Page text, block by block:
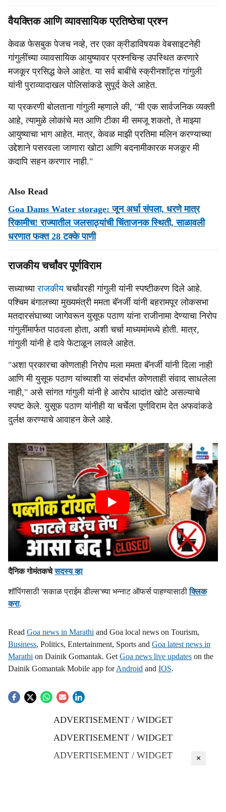
वैयक्तिक आणि व्यावसायिक प्रतिष्ठेचा प्रश्न
केवळ फेसबुक पेजच नव्हे, तर एका क्रीडाविषयक वेबसाइटनेही
गांगुलींच्या व्यावसायिक आयुष्यावर प्रश्नचिन्ह उपस्थित करणारे
मजकूर प्रसिद्ध केले आहेत. या सर्व बाबींचे स्क्रीनशॉट्स गांगुली
यांनी पुराव्यादाखल पोलिसांकडे सुपूर्द केले आहेत.
या प्रकरणी बोलताना गांगुली म्हणाले की, "मी एक सार्वजनिक व्यक्ती
आहे, त्यामुळे लोकांचे मत आणि टीका मी समजू शकतो, ते माझ्या
आयुष्याचा भाग आहेत. मात्र, केवळ माझी प्रतिमा मलिन करण्याच्या
उद्देशाने पसरवला जाणारा खोटा आणि बदनामीकारक मजकूर मी
कदापि सहन करणार नाही."
Also Read
Goa Dams Water storage: जून अर्धा संपला, धरणे मात्र
रिकामीच! राज्यातील जलसाठ्यांची चिंताजनक स्थिती, साळावली
धरणात फक्त 28 टक्के पाणी
राजकीय चर्चांवर पूर्णविराम
सध्याच्याराजकीयचर्चांवरही गांगुली यांनी स्पष्टीकरण दिले आहे.
पश्चिम बंगालच्या मुख्यमंत्री ममता बॅनर्जी यांनी बहरामपूर लोकसभा
मतदारसंघाच्या जागेवरून युसूफ पठाण यांना राजीनामा देण्याचा निरोप
गांगुलींमार्फत पाठवला होता, अशी चर्चा माध्यमांमध्ये होती. मात्र,
गांगुली यांनी हे दावे फेटाळून लावले आहेत.
"अशा प्रकारचा कोणताही निरोप मला ममता बॅनर्जी यांनी दिला नाही
आणि मी युसूफ पठाण यांच्याशी या संदर्भात कोणताही संवाद साधलेला
नाही," असे सांगत गांगुली यांनी हे आरोप धादांत खोटे असल्याचे
स्पष्ट केले. युसूफ पठाण यांनीही या चर्चेला पूर्णविराम देत अफवांकडे
दुर्लक्ष करण्याचे आवाहन केले आहे.
दैनिक गोमंतकचेसदस्य व्हा
शॉपिंगसाठी 'सकाळ प्राईम डील्स'च्या भन्नाट ऑफर्स पाहण्यासाठीक्लिक
करा.
Read Goa news in Marathi and Goa local news on Tourism,
Business, Politics, Entertainment, Sports and Goa latest news in
Marathi on Dainik Gomantak. Get Goa news live updates on the
Dainik Gomantak Mobile app forAndroid and IOS.
ADVERTISEMENT / WIDGET
ADVERTISEMENT / WIDGET
ADVERTISEMENT / WIDGET
×